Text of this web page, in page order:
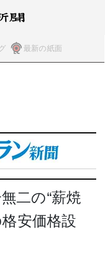
最新の紙面
二の“薪焼
安価格設